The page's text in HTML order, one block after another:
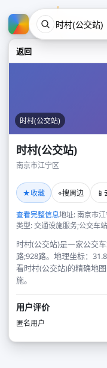
返回
时村(公交站)
时村(公交站)
南京市江宁区
★收藏 ⌖搜周边 📱
查看完整信息地址: 南京市
类型: 交通设施服务;公交车
时村(公交站)是一家公交
路;928路。地理坐标：
看时村(公交站)的精确地
施。
用户评价
匿名用户